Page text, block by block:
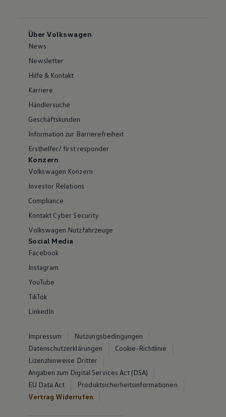
Über Volkswagen
News
Newsletter
Hilfe & Kontakt
Karriere
Händlersuche
Geschäftskunden
Information zur Barrierefreiheit
Ersthelfer/ first responder
Konzern
Volkswagen Konzern
Investor Relations
Compliance
Kontakt Cyber Security
Volkswagen Nutzfahrzeuge
Social Media
Facebook
Instagram
YouTube
TikTok
LinkedIn
Impressum
Nutzungsbedingungen
Datenschutzerklärungen
Cookie-Richtlinie
Lizenzhinweise Dritter
Angaben zum Digital Services Act (DSA)
EU Data Act
Produktsicherheitsinformationen
Vertrag Widerrufen